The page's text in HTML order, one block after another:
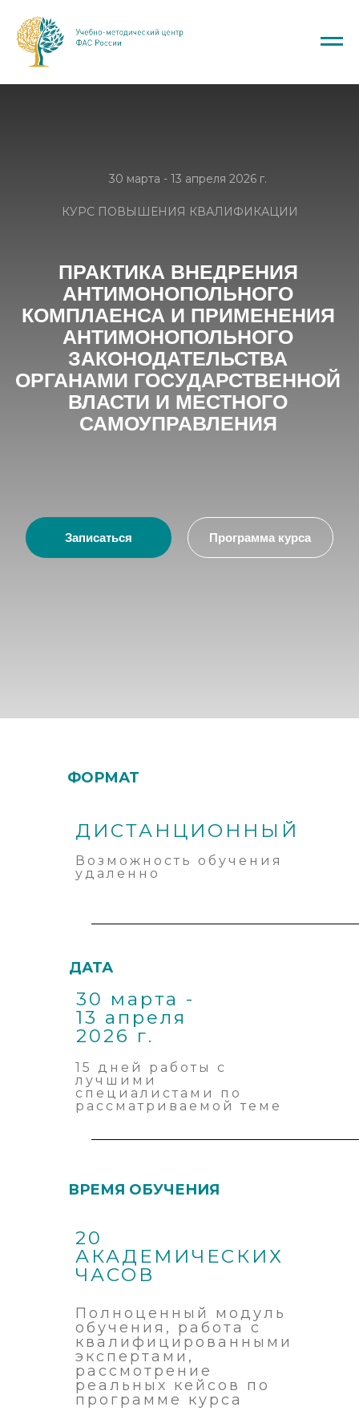
АНТИМОНОПОЛЬНОГО
ОРГАНАМИ ГОСУДАРСТВЕННОЙ
ВЛАСТИ И МЕСТНОГО
САМОУПРАВЛЕНИЯ
Записаться Программа курса
ДИСТАНЦИОННЫЙ
30 марта -
13 апреля
2026 г.
20
АКАДЕМИЧЕСКИХ
ЧАСОВ
ДАТА
ФОРМАТ
ВРЕМЯ ОБУЧЕНИЯ
Полноценный модуль
обучения, работа с
квалифицированными
экспертами,
рассмотрение
реальных кейсов по
программе курса
Возможность обучения
удаленно
15 дней работы с
лучшими
специалистами по
рассматриваемой теме